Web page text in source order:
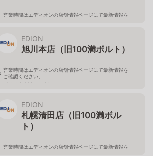
営業時間はエディオンの店舗情報ページにて最新情報を
EDION
旭川本店（旧100満ボルト）
営業時間はエディオンの店舗情報ページにて最新情報を
ご確認ください。
北海道旭川市西御料五条1丁目1-5
EDION
札幌清田店（旧100満ボル
ト）
営業時間はエディオンの店舗情報ページにて最新情報を